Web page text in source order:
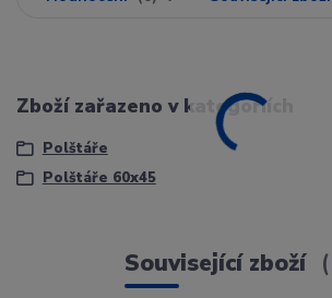
Zboží zařazeno v kategoriích
Polštáře
Polštáře 60x45
Související zboží